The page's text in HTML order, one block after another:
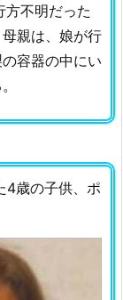
不明だった
親は、娘が行
容器の中にい
4歳の子供、ポ